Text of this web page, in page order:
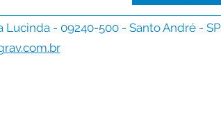
Lucinda - 09240-500 - Santo André - SP